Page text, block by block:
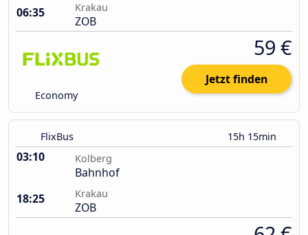
06:35
Krakau
ZOB
Economy
59 €
Jetzt finden
FlixBus 15h 15min
03:10 Kolberg
Bahnhof
18:25
Krakau
ZOB